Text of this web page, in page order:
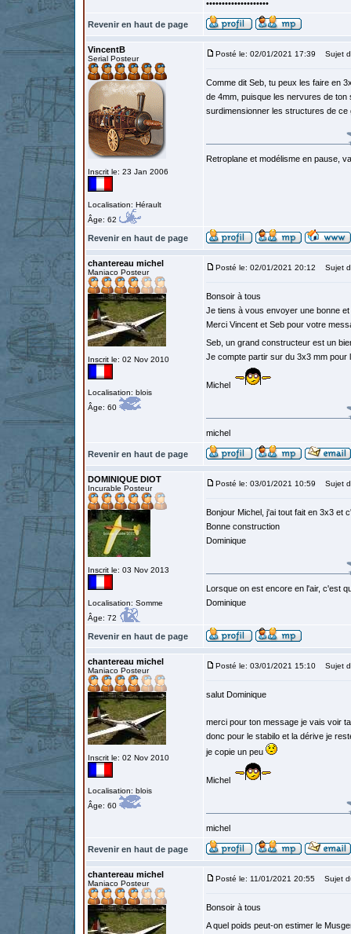
••••••••••••••••••••
Revenir en haut de page
VincentB
Serial Posteur
Inscrit le: 23 Jan 2006
Localisation: Hérault
Âge: 62
Posté le: 02/01/2021 17:39 Sujet
Comme dit Seb, tu peux les faire en
de 4mm, puisque les nervures de ton
surdimensionner les structures de ce
Retroplane et modélisme en pause,
Revenir en haut de page
chantereau michel
Maniaco Posteur
Inscrit le: 02 Nov 2010
Localisation: blois
Âge: 60
Posté le: 02/01/2021 20:12 Sujet
Bonsoir à tous
Je tiens à vous envoyer une bonne
Merci Vincent et Seb pour votre
Seb, un grand constructeur est un
Je compte partir sur du 3x3 mm pour
Michel
michel
Revenir en haut de page
DOMINIQUE DIOT
Incurable Posteur
Inscrit le: 03 Nov 2013
Localisation: Somme
Âge: 72
Posté le: 03/01/2021 10:59 Sujet
Bonjour Michel, j'ai tout fait en 3x3 et
Bonne construction
Dominique
Lorsque on est encore en l'air, c'est
Dominique
Revenir en haut de page
chantereau michel
Maniaco Posteur
Inscrit le: 02 Nov 2010
Localisation: blois
Âge: 60
Posté le: 03/01/2021 15:10 Sujet
salut Dominique
merci pour ton message je vais voir
donc pour le stabilo et la dérive je
je copie un peu
Michel
michel
Revenir en haut de page
chantereau michel
Maniaco Posteur
Posté le: 11/01/2021 20:55 Sujet
Bonsoir à tous
A quel poids peut-on estimer le